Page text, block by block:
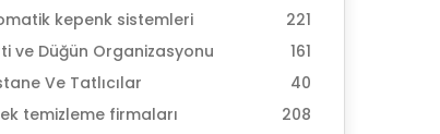
kepenk sistemleri
221
ve Düğün Organizasyonu
161
Ve Tatlıcılar
40
temizleme firmaları
208